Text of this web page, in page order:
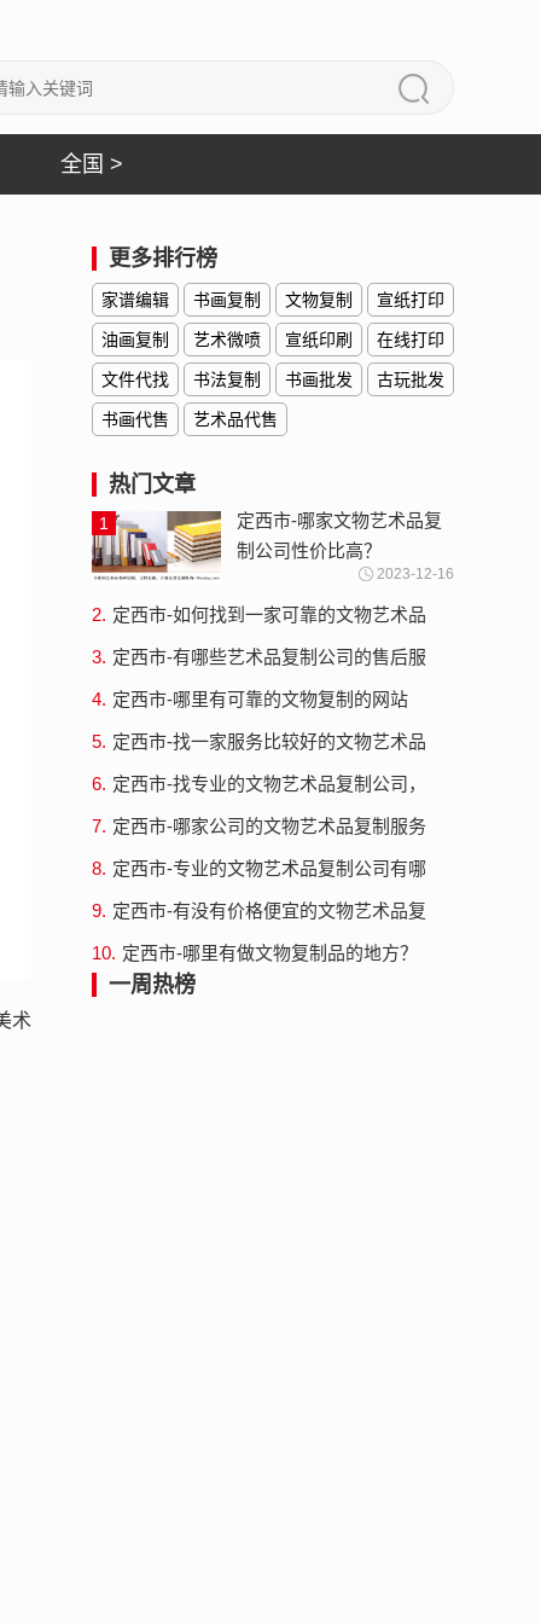
全国 >
术
更多排行榜
家谱编辑 书画复制 文物复制 宣纸打印
油画复制 艺术微喷 宣纸印刷 在线打印
文件代找 书法复制 书画批发 古玩批发
书画代售 艺术品代售
热门文章
1
定西市-哪家文物艺术品复
制公司性价比高？
2023-12-16
2. 定西市-如何找到一家可靠的文物艺术品
3. 定西市-有哪些艺术品复制公司的售后服
4. 定西市-哪里有可靠的文物复制的网站
5. 定西市-找一家服务比较好的文物艺术品
6. 定西市-找专业的文物艺术品复制公司，
7. 定西市-哪家公司的文物艺术品复制服务
8. 定西市-专业的文物艺术品复制公司有哪
9. 定西市-有没有价格便宜的文物艺术品复
10. 定西市-哪里有做文物复制品的地方？
一周热榜